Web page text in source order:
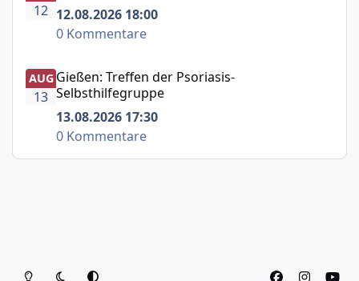
12 12.08.2026 18:00
0 Kommentare
Gießen: Treffen der Psoriasis-Selbsthilfegruppe
AUG
13
Gießen: Treffen der Psoriasis-
Selbsthilfegruppe
13.08.2026 17:30
0 Kommentare
Heller ModusDunkler Modus
Systemeinstellung